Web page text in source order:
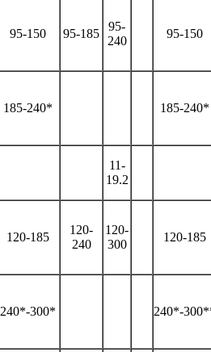
95-150 95-185
95-
240
95-150
185-240* 185-240*
11-
19.2
120-185
120-
240
120-
300
120-185
240*-300* 240*-